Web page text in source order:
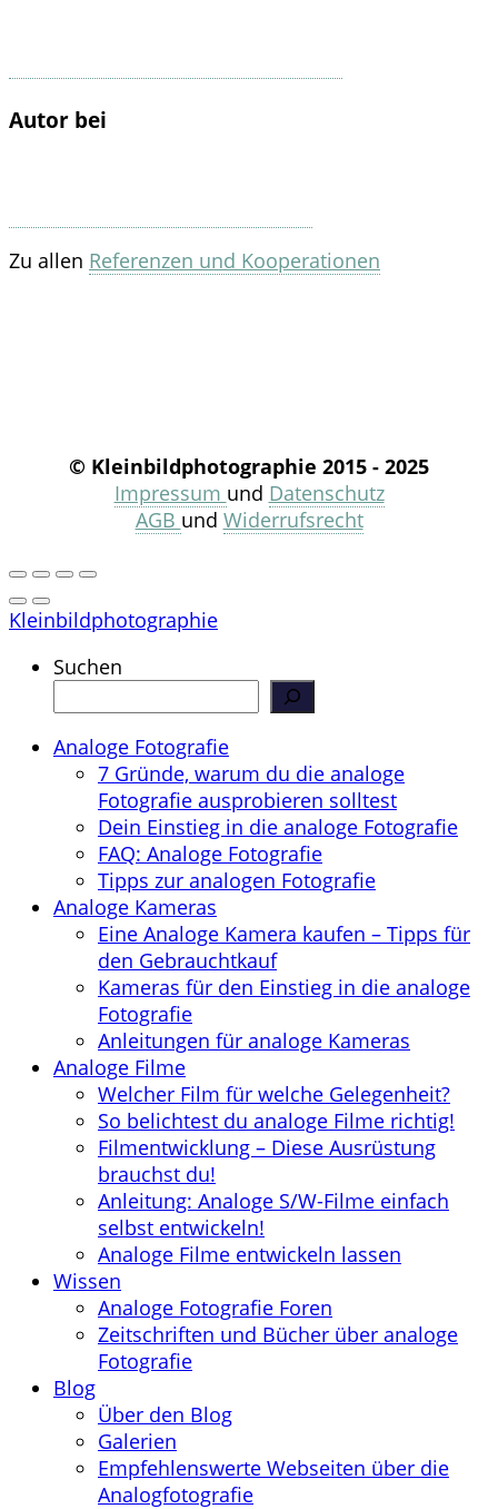
Autor bei
Zu allen Referenzen und Kooperationen
© Kleinbildphotographie 2015 - 2025
Impressum und Datenschutz
AGB und Widerrufsrecht
Kleinbildphotographie
Suchen
Analoge Fotografie
7 Gründe, warum du die analoge
Fotografie ausprobieren solltest
Dein Einstieg in die analoge Fotografie
FAQ: Analoge Fotografie
Tipps zur analogen Fotografie
Analoge Kameras
Eine Analoge Kamera kaufen – Tipps für
den Gebrauchtkauf
Kameras für den Einstieg in die analoge
Fotografie
Anleitungen für analoge Kameras
Analoge Filme
Welcher Film für welche Gelegenheit?
So belichtest du analoge Filme richtig!
Filmentwicklung – Diese Ausrüstung
brauchst du!
Anleitung: Analoge S/W-Filme einfach
selbst entwickeln!
Analoge Filme entwickeln lassen
Wissen
Analoge Fotografie Foren
Zeitschriften und Bücher über analoge
Fotografie
Blog
Über den Blog
Galerien
Empfehlenswerte Webseiten über die
Analogfotografie